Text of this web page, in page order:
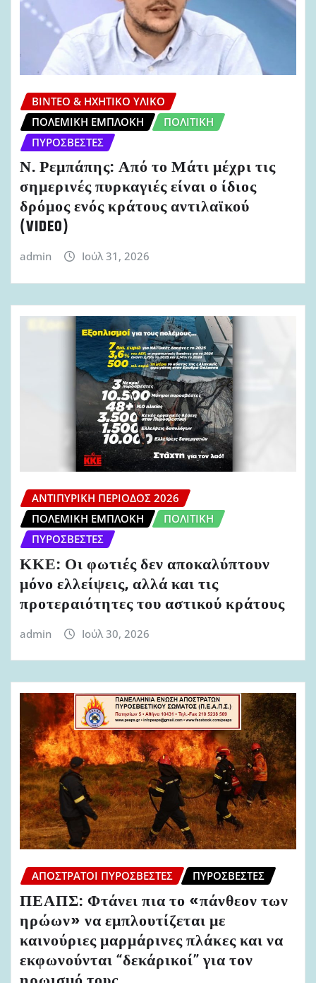
ΒΊΝΤΕΟ & ΗΧΗΤΙΚΌ ΥΛΙΚΌ
ΠΟΛΕΜΙΚΉ ΕΜΠΛΟΚΉ
ΠΟΛΙΤΙΚΉ
ΠΥΡΟΣΒΈΣΤΕΣ
Ν. Ρεμπάπης: Από το Μάτι μέχρι τις
σημερινές πυρκαγιές είναι ο ίδιος
δρόμος ενός κράτους αντιλαϊκού
(VIDEO)
admin Ιούλ 31, 2026
ΑΝΤΙΠΥΡΙΚΉ ΠΕΡΊΟΔΟΣ 2026
ΠΟΛΕΜΙΚΉ ΕΜΠΛΟΚΉ
ΠΟΛΙΤΙΚΉ
ΠΥΡΟΣΒΈΣΤΕΣ
ΚΚΕ: Οι φωτιές δεν αποκαλύπτουν
μόνο ελλείψεις, αλλά και τις
προτεραιότητες του αστικού κράτους
admin Ιούλ 30, 2026
ΑΠΌΣΤΡΑΤΟΙ ΠΥΡΟΣΒΈΣΤΕΣ ΠΥΡΟΣΒΈΣΤΕΣ
ΠΕΑΠΣ: Φτάνει πια το «πάνθεον των
ηρώων» να εμπλουτίζεται με
καινούριες μαρμάρινες πλάκες και να
εκφωνούνται “δεκάρικοί” για τον